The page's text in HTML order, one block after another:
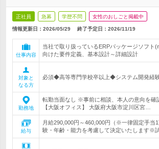
正社員 急募 学歴不問 女性のおしごと掲載中
情報更新日：2026/05/29 終了予定日： 2026/11/19
仕事内容
当社で取り扱っているERPパッケージソフト
向けた要件定義、基本設計～詳細設計
対象と
なる方
必須◆高等専門学校卒以上◆システム開発経
勤務地
転勤当面なし ※事前に相談、本人の意向を確
【大阪オフィス】 大阪府大阪市淀川区宮…
給与
月給290,000円～460,000円（※一律固定手当
験・年齢・能力を考慮して決定いたします※